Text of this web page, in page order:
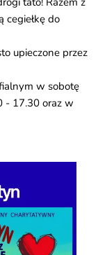
cegiełkę do
upieczone przez
w sobotę
- 17.30 oraz w